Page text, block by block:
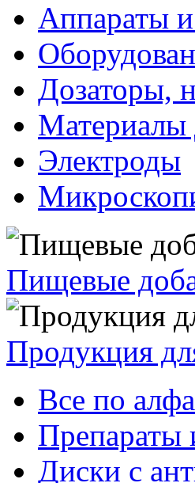
Аппараты
Дозаторы,
Материалы
Электроды
Пищевые
Продукция
Все по
Препараты
Диски с